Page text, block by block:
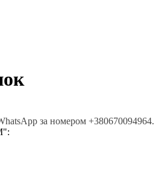
за номером +380670094964.